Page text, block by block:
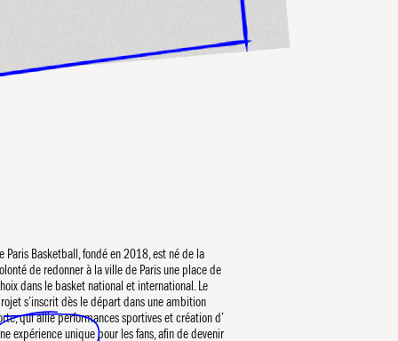
Paris Basketball, fondé en 2018, est né de la
de redonner à la ville de Paris une place de
dans le basket national et international. Le
s’inscrit dès le départ dans une ambition
qui allie performances sportives et création d’
expérience uniquepour les fans, afin de devenir